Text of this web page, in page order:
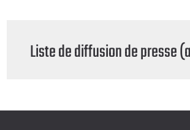
Liste de diffusion de presse